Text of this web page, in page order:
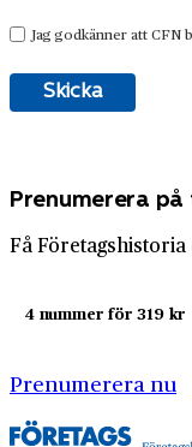
Prenumerera
Få
4 nummer för 319 kr
Prenumerera nu